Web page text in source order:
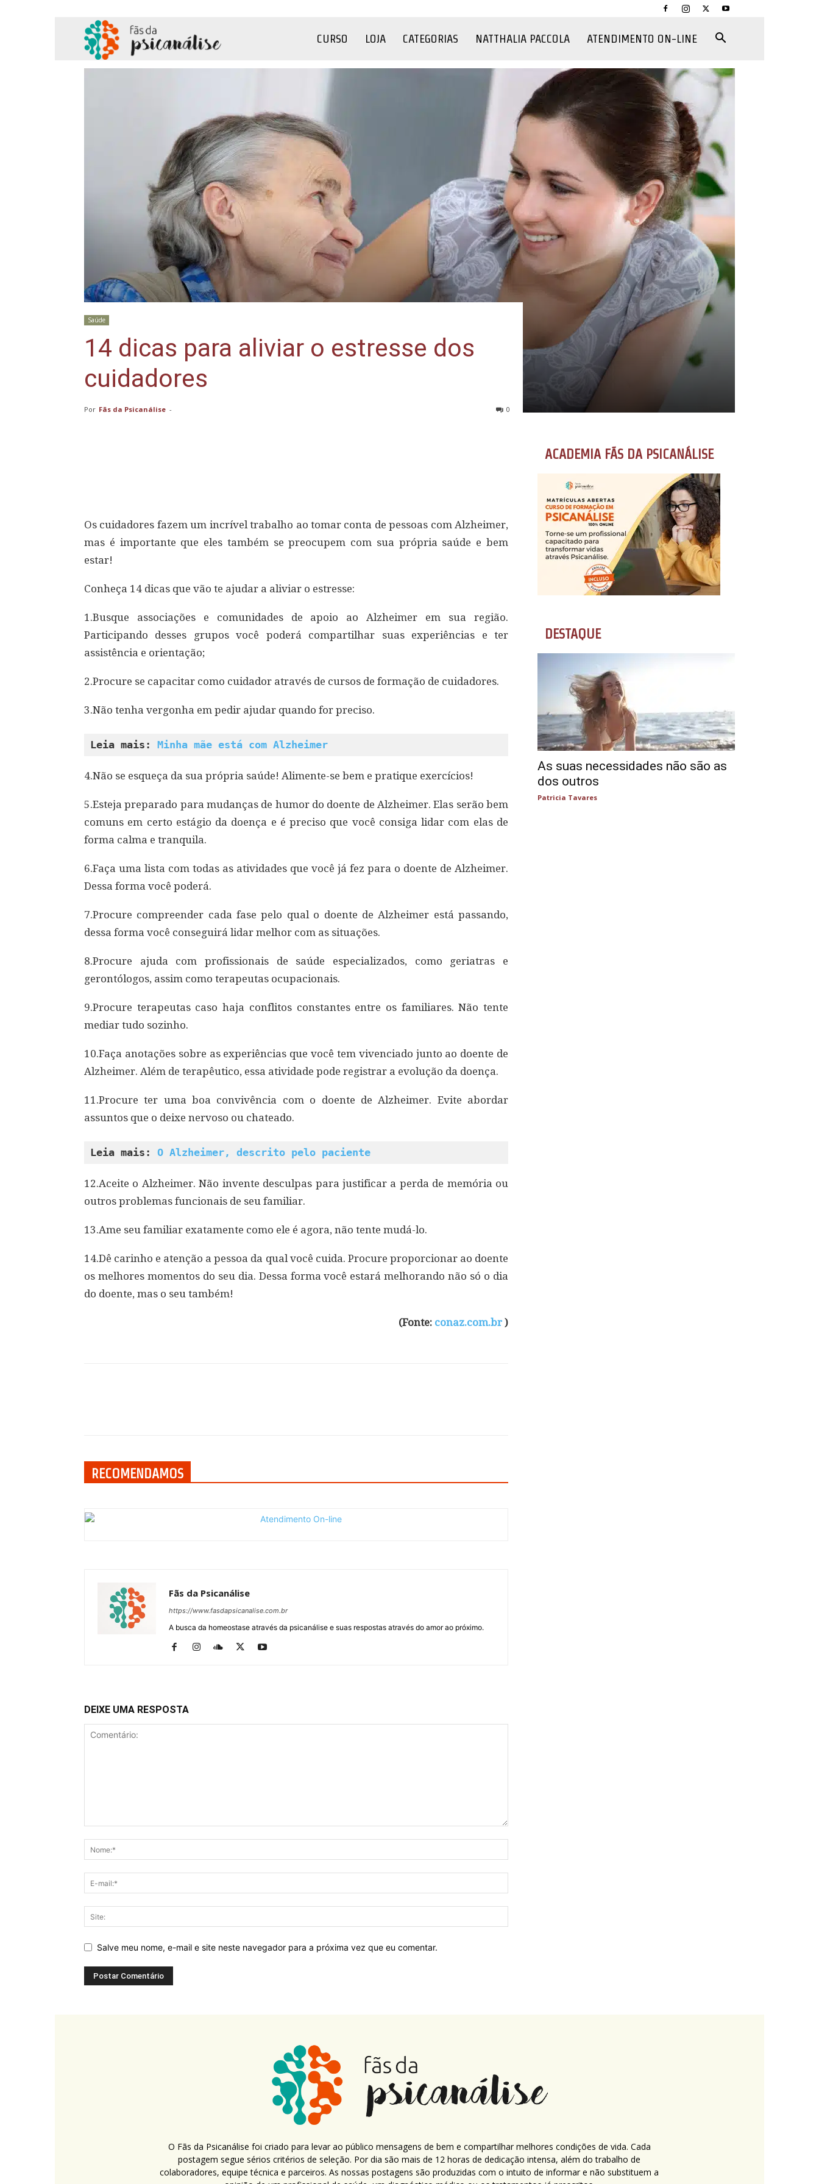
Psicanálise
CURSO LOJA CATEGORIAS NATTHALIA PACCOLA ATENDIMENTO ON-LINE
Saúde
14 dicas para aliviar o estresse dos
cuidadores
Por Fãs da Psicanálise - 0
Os cuidadores fazem um incrível trabalho ao tomar conta de pessoas com Alzheimer,
mas é importante que eles também se preocupem com sua própria saúde e bem
estar!
Conheça 14 dicas que vão te ajudar a aliviar o estresse:
1.Busque associações e comunidades de apoio ao Alzheimer em sua região.
Participando desses grupos você poderá compartilhar suas experiências e ter
assistência e orientação;
2.Procure se capacitar como cuidador através de cursos de formação de cuidadores.
3.Não tenha vergonha em pedir ajudar quando for preciso.
Leia mais: Minha mãe está com Alzheimer
4.Não se esqueça da sua própria saúde! Alimente-se bem e pratique exercícios!
5.Esteja preparado para mudanças de humor do doente de Alzheimer. Elas serão bem
comuns em certo estágio da doença e é preciso que você consiga lidar com elas de
forma calma e tranquila.
6.Faça uma lista com todas as atividades que você já fez para o doente de Alzheimer.
Dessa forma você poderá.
7.Procure compreender cada fase pelo qual o doente de Alzheimer está passando,
dessa forma você conseguirá lidar melhor com as situações.
8.Procure ajuda com profissionais de saúde especializados, como geriatras e
gerontólogos, assim como terapeutas ocupacionais.
9.Procure terapeutas caso haja conflitos constantes entre os familiares. Não tente
mediar tudo sozinho.
10.Faça anotações sobre as experiências que você tem vivenciado junto ao doente de
Alzheimer. Além de terapêutico, essa atividade pode registrar a evolução da doença.
11.Procure ter uma boa convivência com o doente de Alzheimer. Evite abordar
assuntos que o deixe nervoso ou chateado.
Leia mais: O Alzheimer, descrito pelo paciente
12.Aceite o Alzheimer. Não invente desculpas para justificar a perda de memória ou
outros problemas funcionais de seu familiar.
13.Ame seu familiar exatamente como ele é agora, não tente mudá-lo.
14.Dê carinho e atenção a pessoa da qual você cuida. Procure proporcionar ao doente
os melhores momentos do seu dia. Dessa forma você estará melhorando não só o dia
do doente, mas o seu também!
(Fonte: conaz.com.br )
RECOMENDAMOS
Fãs da Psicanálise
https://www.fasdapsicanalise.com.br
A busca da homeostase através da psicanálise e suas respostas através do amor ao próximo.
DEIXE UMA RESPOSTA
Salve meu nome, e-mail e site neste navegador para a próxima vez que eu comentar.
ACADEMIA FÃS DA PSICANÁLISE
DESTAQUE
As suas necessidades não são as
dos outros
Patricia Tavares
O Fãs da Psicanálise foi criado para levar ao público mensagens de bem e compartilhar melhores condições de vida. Cada
postagem segue sérios critérios de seleção. Por dia são mais de 12 horas de dedicação intensa, além do trabalho de
colaboradores, equipe técnica e parceiros. As nossas postagens são produzidas com o intuito de informar e não substituem a